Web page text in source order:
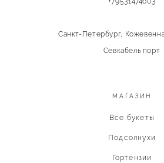
Санкт-Петербург,
Севкабель порт
МАГАЗИН
Все букеты
Подсолнухи
Гортензии